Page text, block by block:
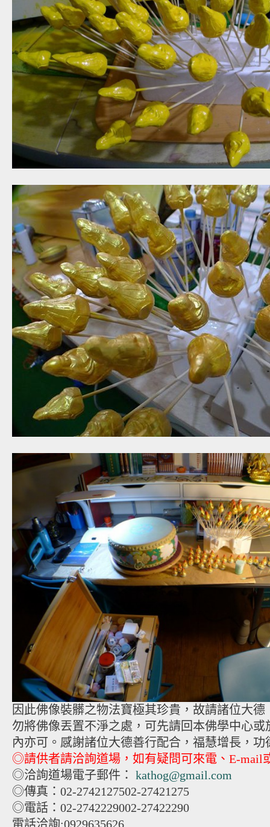
因此佛像裝髒之物法寶極其珍貴，故請諸位大
勿將佛像丟置不淨之處，可先請回本佛學中心
內亦可。感謝諸位大德善行配合，福慧增長，功
◎請供者請洽詢道場，如有疑問可來電、E-mail
◎洽詢道場電子郵件： kathog@gmail.com
◎傳真： 02-2742127502-27421275
◎電話： 02-2742229002-27422290
電話洽詢:0929635626